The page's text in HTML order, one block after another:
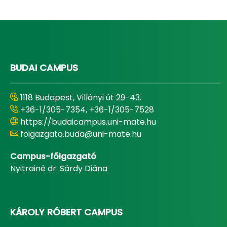
BUDAI CAMPUS
1118 Budapest, Villányi út 29-43.
+36-1/305-7354, +36-1/305-7528
https://budaicampus.uni-mate.hu
foigazgato.buda@uni-mate.hu
Campus-főigazgató
Nyitrainé dr. Sárdy Diána
KÁROLY RÓBERT CAMPUS